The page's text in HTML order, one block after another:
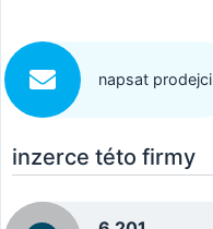
napsat prodejci
inzerce této firmy